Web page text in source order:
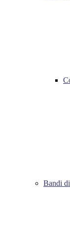
Bandi